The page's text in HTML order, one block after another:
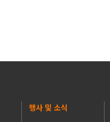
행사 및 소식